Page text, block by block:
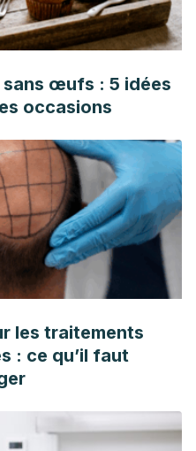
,15(Suppl 1), S1.
en niños de 9
ROTATORIA
la Academia Mexicana de
19-20.
Tratamiento de pulpectomía
rotatoria instrumentada
thesis, Universidad
de Odontología).
D. G. (2020). Pulpotomia o
en dientes
Pública, 24 (3), 8-17.
Éxito y fracaso de
(Bachelor’s thesis, Universidad
de Odontología).
M. L., & Llop, M. R. (2022).
œufs : 5 idées
occasions
les traitements
: ce qu’il faut